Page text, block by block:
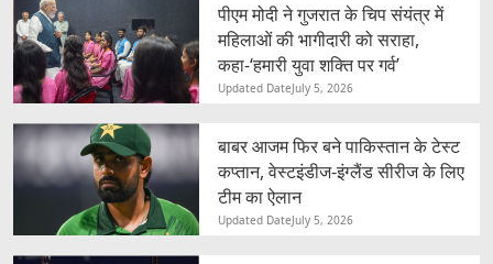
पीएम मोदी ने गुजरात के चिप संयंत्र में
महिलाओं की भागीदारी को सराहा,
कहा-‘हमारी युवा शक्ति पर गर्व’
Updated DateJuly 5, 2026
बाबर आजम फिर बने पाकिस्तान के टेस्ट
कप्तान, वेस्टइंडीज-इंग्लैंड सीरीज के लिए
टीम का ऐलान
Updated DateJuly 5, 2026